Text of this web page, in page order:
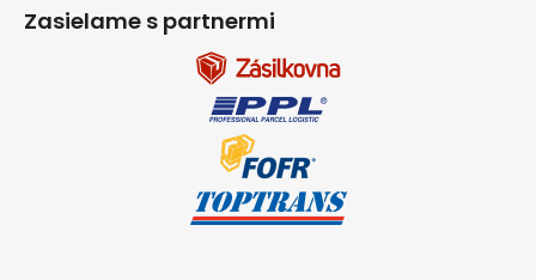
Zasielame s partnermi